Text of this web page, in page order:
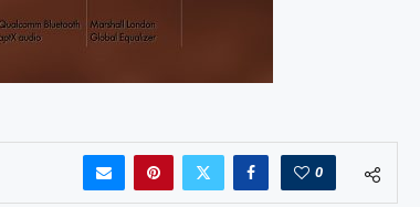
0